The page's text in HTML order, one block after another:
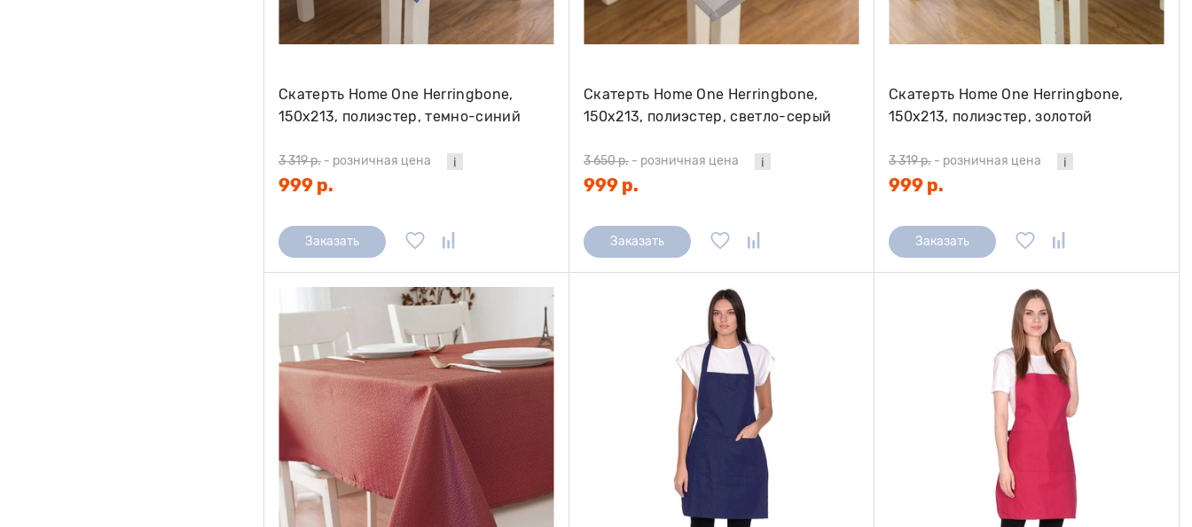
Скатерть Home One Herringbone,
150х213, полиэстер, темно-синий
3 319 р. - розничная цена
999 р.
Заказать
Скатерть Home One Herringbone,
150х213, полиэстер, светло-серый
3 650 р. - розничная цена
999 р.
Заказать
Скатерть Home One Herringbone,
150х213, полиэстер, золотой
3 319 р. - розничная цена
999 р.
Заказать